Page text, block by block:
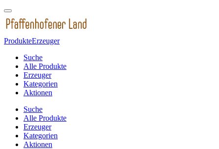
ProdukteErzeuger
Suche
Alle Produkte
Erzeuger
Kategorien
Aktionen
Suche
Alle Produkte
Erzeuger
Kategorien
Aktionen